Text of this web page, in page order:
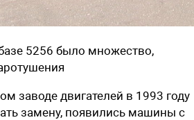
5256 было множество,
заводе двигателей в 1993 году
замену, появились машины с